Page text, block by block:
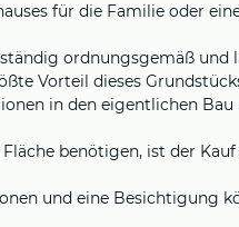
für die Familie oder
ordnungsgemäß und
Vorteil dieses
in den eigentlichen
Fläche benötigen, ist der
und eine Besichtigung